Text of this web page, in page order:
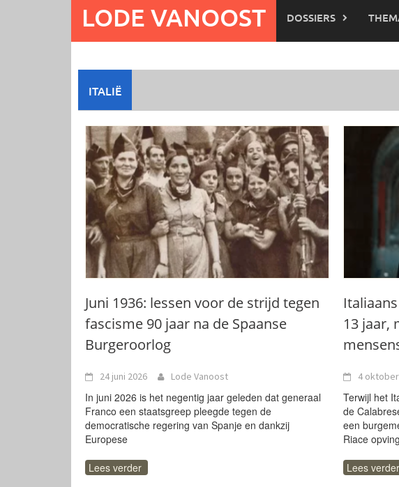
LODE VANOOST DOSSIERS
ITALIË
Juni 1936: lessen voor de strijd tegen
fascisme 90 jaar na de Spaanse
Burgeroorlog
24 juni 2026 Lode Vanoost
In juni 2026 is het negentig jaar geleden dat generaal
Franco een staatsgreep pleegde tegen de
democratische regering van Spanje en dankzij
Europese
Lees verder
13 jaar,
4
Terwijl het
de
een
Riace
Lees verder